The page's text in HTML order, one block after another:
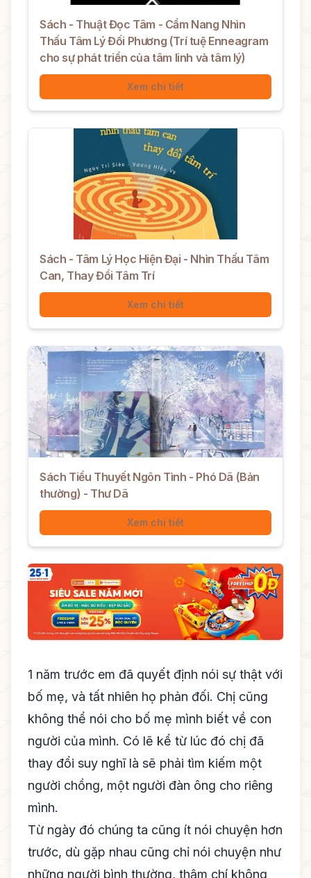
Sách - Thuật Đọc Tâm - Cẩm Nang Nhìn
Thấu Tâm Lý Đối Phương (Trí tuệ Enneagram
cho sự phát triển của tâm linh và tâm lý)
Xem chi tiết
Sách - Tâm Lý Học Hiện Đại - Nhìn Thấu Tâm
Can, Thay Đổi Tâm Trí
Xem chi tiết
Sách Tiểu Thuyết Ngôn Tình - Phó Dã (Bản
thường) - Thư Dã
Xem chi tiết
1 năm trước em đã quyết định nói sự thật với
bố mẹ, và tất nhiên họ phản đối. Chị cũng
không thể nói cho bố mẹ mình biết về con
người của mình. Có lẽ kể từ lúc đó chị đã
thay đổi suy nghĩ là sẽ phải tìm kiếm một
người chồng, một người đàn ông cho riêng
mình.
Từ ngày đó chúng ta cũng ít nói chuyện hơn
trước, dù gặp nhau cũng chỉ nói chuyện như
những người bình thường, thậm chí không